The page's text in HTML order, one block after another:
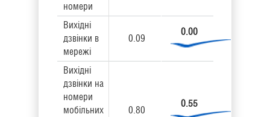
номери
Вихідні
дзвінки в
мережі
0.09
0.00
Вихідні
дзвінки на
номери
мобільних
0.80
0.55